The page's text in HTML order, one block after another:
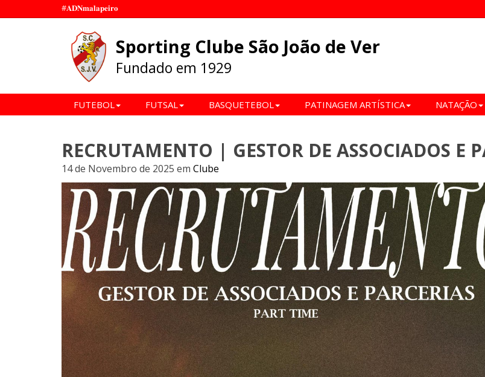
#𝐀𝐃𝐍𝐦𝐚𝐥𝐚𝐩𝐞𝐢𝐫𝐨
Sporting Clube São João de Ver
Fundado em 1929
FUTEBOL FUTSAL BASQUETEBOL PATINAGEM ARTÍSTICA NATAÇÃO
RECRUTAMENTO | GESTOR DE ASSOCIADOS E
14 de Novembro de 2025 em Clube